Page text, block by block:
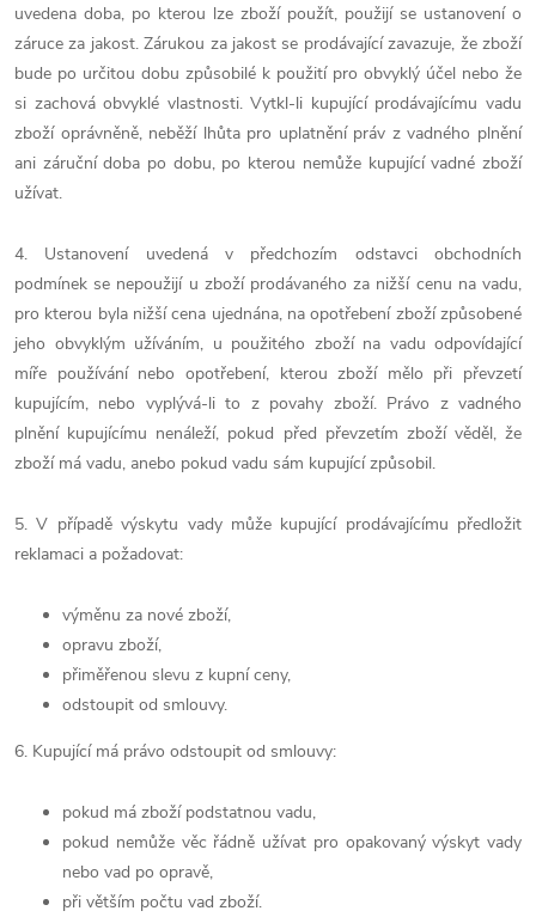
uvedena doba, po kterou lze zboží použít, použijí se ustanovení o
záruce za jakost. Zárukou za jakost se prodávající zavazuje, že zboží
bude po určitou dobu způsobilé k použití pro obvyklý účel nebo že
si zachová obvyklé vlastnosti. Vytkl-li kupující prodávajícímu vadu
zboží oprávněně, neběží lhůta pro uplatnění práv z vadného plnění
ani záruční doba po dobu, po kterou nemůže kupující vadné zboží
užívat.
4. Ustanovení uvedená v předchozím odstavci obchodních
podmínek se nepoužijí u zboží prodávaného za nižší cenu na vadu,
pro kterou byla nižší cena ujednána, na opotřebení zboží způsobené
jeho obvyklým užíváním, u použitého zboží na vadu odpovídající
míře používání nebo opotřebení, kterou zboží mělo při převzetí
kupujícím, nebo vyplývá-li to z povahy zboží. Právo z vadného
plnění kupujícímu nenáleží, pokud před převzetím zboží věděl, že
zboží má vadu, anebo pokud vadu sám kupující způsobil.
5. V případě výskytu vady může kupující prodávajícímu předložit
reklamaci a požadovat:
výměnu za nové zboží,
opravu zboží,
přiměřenou slevu z kupní ceny,
odstoupit od smlouvy.
6. Kupující má právo odstoupit od smlouvy:
pokud má zboží podstatnou vadu,
pokud nemůže věc řádně užívat pro opakovaný výskyt vady
nebo vad po opravě,
při větším počtu vad zboží.